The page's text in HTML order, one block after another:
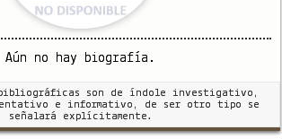
Aún no hay biografía.
son de índole investigativo,
e informativo, de ser otro tipo se
señalará explícitamente.